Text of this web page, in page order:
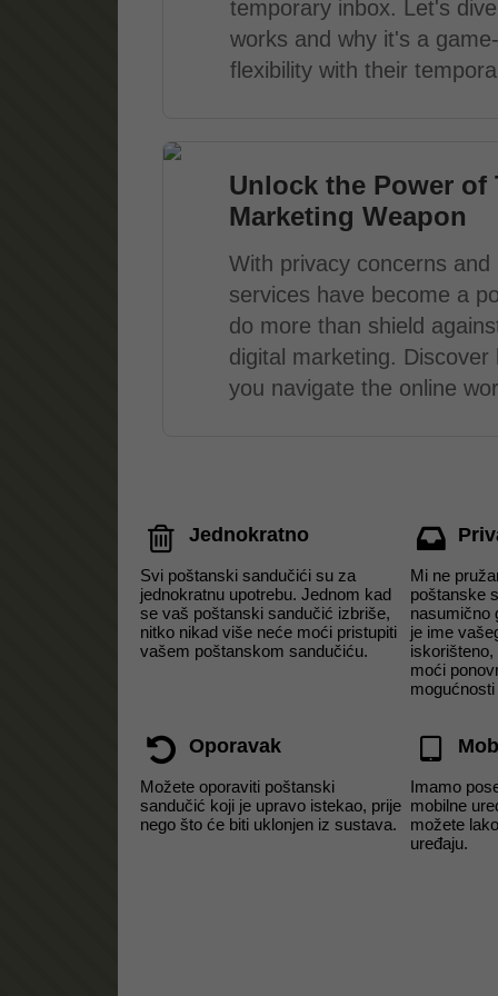
temporary inbox. Let's
works and why it's a
flexibility with their
Unlock the Power of
Marketing Weapon
With privacy concerns
services have become a
do more than shield
digital marketing.
you navigate the online
Jednokratno
Svi poštanski sandučići su za
jednokratnu upotrebu. Jednom kad
se vaš poštanski sandučić izbriše,
nitko nikad više neće moći pristupiti
vašem poštanskom sandučiću.
Mi ne
poštanske
nasumično
je ime
moći
Oporavak
Možete oporaviti poštanski
sandučić koji je upravo istekao, prije
nego što će biti uklonjen iz sustava.
Imamo
mobilne
možete
uređaju.